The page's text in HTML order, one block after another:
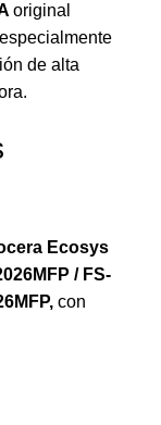
original
de alta
Ecosys
/ FS-
, con